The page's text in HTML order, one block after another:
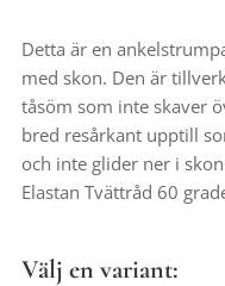
Detta är en
med skon. Den är
tåsöm som inte skaver
bred resårkant upptill
och inte glider ner i
Elastan Tvättråd 60
Välj en variant: